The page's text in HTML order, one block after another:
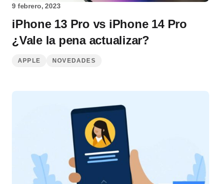
9 febrero, 2023
iPhone 13 Pro vs iPhone 14 Pro
¿Vale la pena actualizar?
APPLE NOVEDADES